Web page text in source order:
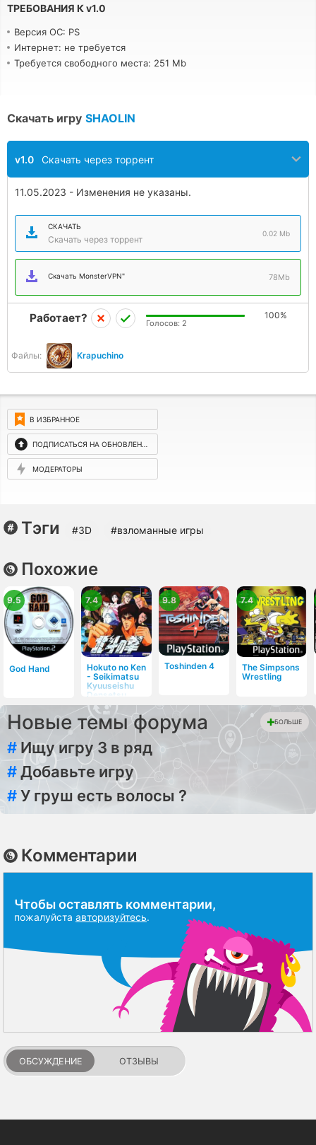
ТРЕБОВАНИЯ К v1.0
Версия ОС: PS
Интернет: не требуется
Требуется свободного места: 251 Mb
Скачать игру SHAOLIN
v1.0 Скачать через торрент
11.05.2023 - Изменения не указаны.
СКАЧАТЬ
Скачать через торрент
0.02 Mb
Скачать MonsterVPN" 78Mb
Файлы: Krapuchino
Работает? 100%
Голосов: 2
В ИЗБРАННОЕ
ПОДПИСАТЬСЯ НА ОБНОВЛЕНИЯ
МОДЕРАТОРЫ
Тэги #3D #взломанные игры
Похожие
God Hand
9.5
Hokuto no Ken
- Seikimatsu
Kyuuseishu
Densetsu
7.4
Toshinden 4
9.8
The Simpsons
Wrestling
7.4
Новые темы форума БОЛЬШЕ
# Ищу игру 3 в ряд
#Добавьте игру
#У груш есть волосы ?
Комментарии
Чтобы оставлять комментарии,
пожалуйста авторизуйтесь.
ОБСУЖДЕНИЕ ОТЗЫВЫ